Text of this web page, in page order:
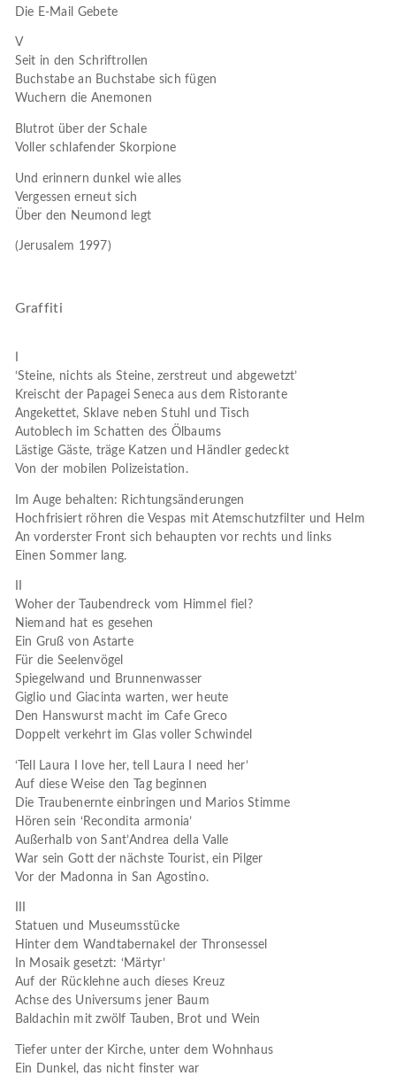
Die E-Mail Gebete
V
Seit in den Schriftrollen
Buchstabe an Buchstabe sich fügen
Wuchern die Anemonen
Blutrot über der Schale
Voller schlafender Skorpione
Und erinnern dunkel wie alles
Vergessen erneut sich
Über den Neumond legt
(Jerusalem 1997)
Graffiti
‘Steine, nichts als Steine, zerstreut und abgewetzt’
Kreischt der Papagei Seneca aus dem Ristorante
Angekettet, Sklave neben Stuhl und Tisch
Autoblech im Schatten des Ölbaums
Lästige Gäste, träge Katzen und Händler gedeckt
Von der mobilen Polizeistation.
Im Auge behalten: Richtungsänderungen
Hochfrisiert röhren die Vespas mit Atemschutzfilter und Helm
An vorderster Front sich behaupten vor rechts und links
Einen Sommer lang.
Woher der Taubendreck vom Himmel fiel?
Niemand hat es gesehen
Ein Gruß von Astarte
Für die Seelenvögel
Spiegelwand und Brunnenwasser
Giglio und Giacinta warten, wer heute
Den Hanswurst macht im Cafe Greco
Doppelt verkehrt im Glas voller Schwindel
‘Tell Laura I love her, tell Laura I need her’
Auf diese Weise den Tag beginnen
Die Traubenernte einbringen und Marios Stimme
Hören sein ‘Recondita armonia’
Außerhalb von Sant’Andrea della Valle
War sein Gott der nächste Tourist, ein Pilger
Vor der Madonna in San Agostino.
Statuen und Museumsstücke
Hinter dem Wandtabernakel der Thronsessel
In Mosaik gesetzt: ‘Märtyr’
Auf der Rücklehne auch dieses Kreuz
Achse des Universums jener Baum
Baldachin mit zwölf Tauben, Brot und Wein
Tiefer unter der Kirche, unter dem Wohnhaus
Ein Dunkel, das nicht finster war